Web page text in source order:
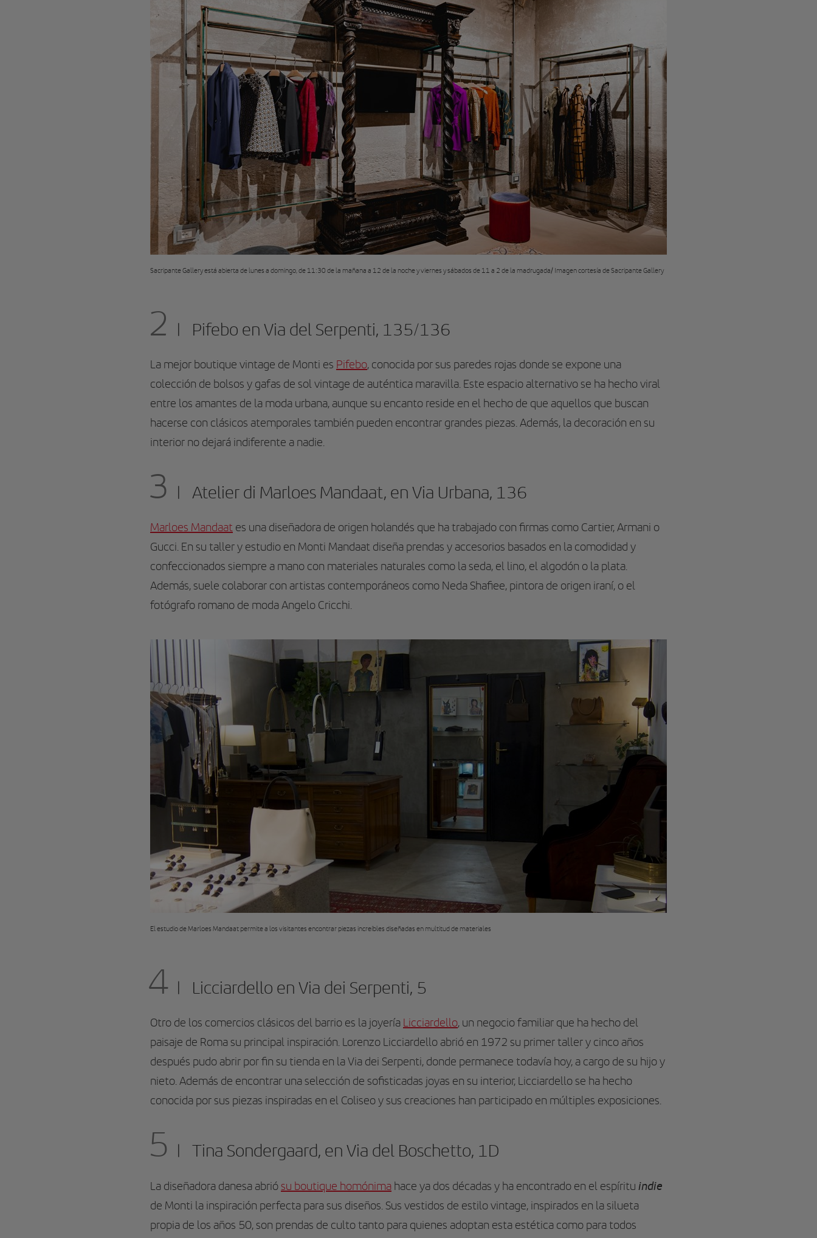
Sacripante Gallery está abierta de lunes a domingo, de 11:30 de la mañana a 12 de la noche y viernes y sábados de 11 a 2 de la madrugada/ Imagen cortesía de Sacripante Gallery
2 Pifebo en Via del Serpenti, 135/136
La mejor boutique vintage de Monti es Pifebo, conocida por sus paredes rojas donde se expone una
colección de bolsos y gafas de sol vintage de auténtica maravilla. Este espacio alternativo se ha hecho viral
entre los amantes de la moda urbana, aunque su encanto reside en el hecho de que aquellos que buscan
hacerse con clásicos atemporales también pueden encontrar grandes piezas. Además, la decoración en su
interior no dejará indiferente a nadie.
3 Atelier di Marloes Mandaat, en Via Urbana, 136
Marloes Mandaat es una diseñadora de origen holandés que ha trabajado con firmas como Cartier, Armani o
Gucci. En su taller y estudio en Monti Mandaat diseña prendas y accesorios basados en la comodidad y
confeccionados siempre a mano con materiales naturales como la seda, el lino, el algodón o la plata.
Además, suele colaborar con artistas contemporáneos como Neda Shafiee, pintora de origen iraní, o el
fotógrafo romano de moda Angelo Cricchi.
El estudio de Marloes Mandaat permite a los visitantes encontrar piezas increíbles diseñadas en multitud de materiales
4 Licciardello en Via dei Serpenti, 5
Otro de los comercios clásicos del barrio es la joyería Licciardello, un negocio familiar que ha hecho del
paisaje de Roma su principal inspiración. Lorenzo Licciardello abrió en 1972 su primer taller y cinco años
después pudo abrir por fin su tienda en la Via dei Serpenti, donde permanece todavía hoy, a cargo de su hijo y
nieto. Además de encontrar una selección de sofisticadas joyas en su interior, Licciardello se ha hecho
conocida por sus piezas inspiradas en el Coliseo y sus creaciones han participado en múltiples exposiciones.
5 Tina Sondergaard, en Via del Boschetto, 1D
La diseñadora danesa abriósu boutique homónima hace ya dos décadas y ha encontrado en el espíritu indie
de Monti la inspiración perfecta para sus diseños. Sus vestidos de estilo vintage, inspirados en la silueta
propia de los años 50, son prendas de culto tanto para quienes adoptan esta estética como para todos